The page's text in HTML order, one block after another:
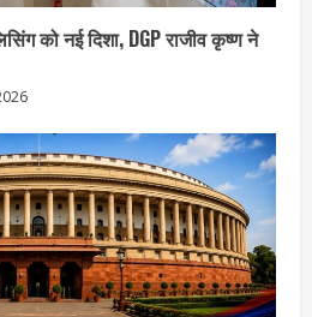
को नई दिशा, DGP राजीव कृष्ण ने